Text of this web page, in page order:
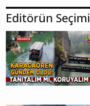
Editörün Seçimi